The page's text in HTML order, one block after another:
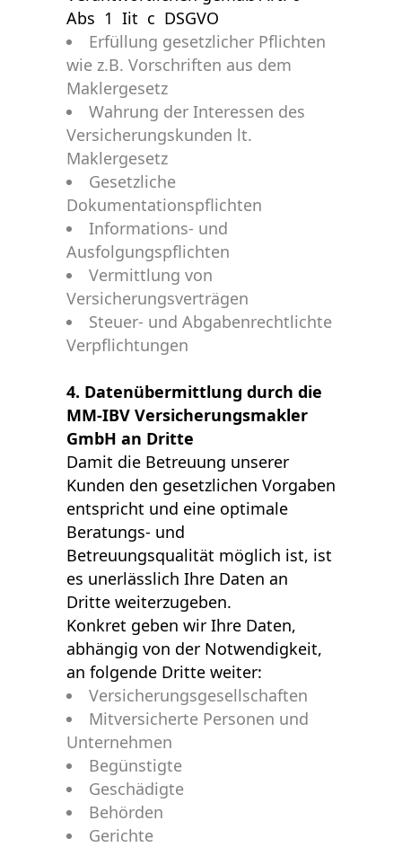
Abs 1 Iit c DSGVO
Erfüllung gesetzlicher Pflichten
wie z.B. Vorschriften aus dem
Maklergesetz
Wahrung der Interessen des
Versicherungskunden lt.
Maklergesetz
Gesetzliche
Dokumentationspflichten
Informations- und
Ausfolgungspflichten
Vermittlung von
Versicherungsverträgen
Steuer- und Abgabenrechtlichte
Verpflichtungen
4. Datenübermittlung durch die
MM-IBV Versicherungsmakler
GmbH an Dritte
Damit die Betreuung unserer
Kunden den gesetzlichen Vorgaben
entspricht und eine optimale
Beratungs- und
Betreuungsqualität möglich ist, ist
es unerlässlich Ihre Daten an
Dritte weiterzugeben.
Konkret geben wir Ihre Daten,
abhängig von der Notwendigkeit,
an folgende Dritte weiter:
Versicherungsgesellschaften
Mitversicherte Personen und
Unternehmen
Begünstigte
Geschädigte
Behörden
Gerichte